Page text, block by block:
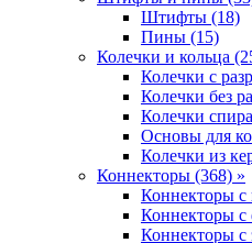
Штифты (18)
Пины (15)
Колечки и кольца
Колечки с
Колечки без
Колечки
Основы для
Колечки из
Коннекторы (368) »
Коннекторы с
Коннекторы с
Коннекторы с